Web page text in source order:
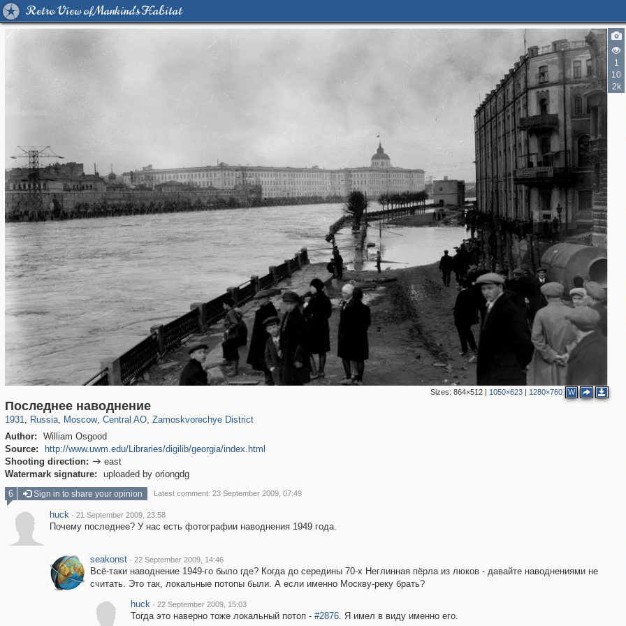
Retro View of Mankind's Habitat
1
10
2k
Sizes: 864×512| 1050×623| 1280×760 W
Последнее наводнение
1931, Russia
1,406,291 29,243
, Moscow
319,780 8,286
, Central AO
159,978 5,916
, Zamoskvorechye District
Author:
William Osgood
Source:
http://www.uwm.edu/Libraries/digilib/georgia/index.html
Shooting direction:  east
Watermark signature:
uploaded by oriongdg
11
2
2
2
8
4
4
2
2
2
2
14
6 Sign in to share your opinion Latest comment: 23 September 2009, 07:49
huck · 21 September 2009, 23:58
Почему последнее? У нас есть фотографии наводнения 1949 года.
seakonst · 22 September 2009, 14:46
Всё-таки наводнение 1949-го было где? Когда до середины 70-х Неглинная пёрла из люков - давайте наводнениями не
считать. Это так, локальные потопы были. А если именно Москву-реку брать?
huck · 22 September 2009, 15:03
Тогда это наверно тоже локальный потоп - #2876. Я имел в виду именно его.